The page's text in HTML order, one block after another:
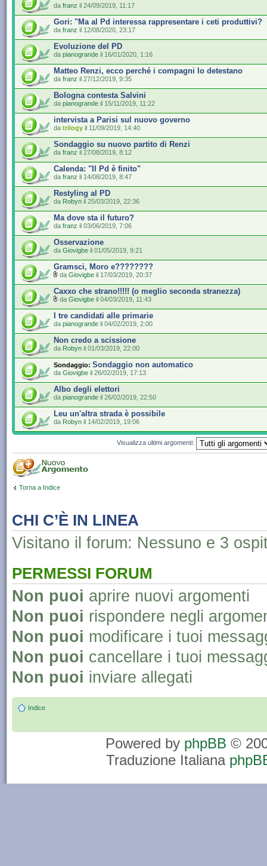
da franz il 24/09/2019, 11:17
Gori: "Ma al Pd interessa rappresentare i ceti produttivi?
da franz il 12/08/2020, 23:17
Evoluzione del PD
da pianogrande il 16/01/2020, 1:16
Matteo Renzi, ecco perché i compagni lo detestano
da franz il 27/12/2019, 9:35
Bologna contesta Salvini
da pianogrande il 15/11/2019, 11:22
intervista a Parisi sul nuovo governo
da trilogy il 11/09/2019, 14:40
Sondaggio su nuovo partito di Renzi
da franz il 27/08/2019, 8:12
Calenda: "Il Pd è finito"
da franz il 14/08/2019, 8:47
Restyling al PD
da Robyn il 25/03/2019, 22:36
Ma dove sta il futuro?
da franz il 03/06/2019, 7:06
Osservazione
da Giovigbe il 01/05/2019, 9:21
Gramsci, Moro e????????
da Giovigbe il 17/03/2019, 20:37
Caxxo che strano!!!!! (o meglio seconda stranezza)
da Giovigbe il 04/03/2019, 11:43
I tre candidati alle primarie
da pianogrande il 04/02/2019, 2:00
Non credo a scissione
da Robyn il 01/03/2019, 22:00
Sondaggio: Sondaggio non automatico
da Giovigbe il 26/02/2019, 17:13
Albo degli elettori
da pianogrande il 26/02/2019, 22:50
Leu un'altra strada è possibile
da Robyn il 14/02/2019, 19:06
Visualizza ultimi argomenti:
Torna a Indice
CHI C’È IN LINEA
Visitano il forum: Nessuno e 3
PERMESSI FORUM
Non puoi aprire nuovi argomenti
Non puoi rispondere negli
Non puoi modificare i tuoi
Non puoi cancellare i tuoi
Non puoi inviare allegati
Indice
Powered by phpBB ©
Traduzione Italiana